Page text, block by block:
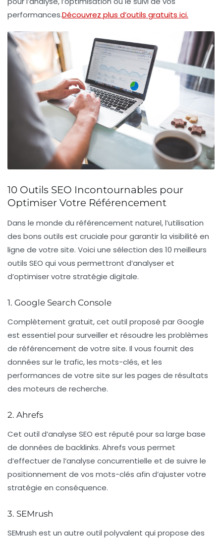
performances.Découvrez plus d’outils gratuits ici.
10 Outils SEO Incontournables pour
Optimiser Votre Référencement
Dans le monde du référencement naturel, l’utilisation
des bons outils est cruciale pour garantir la visibilité en
ligne de votre site. Voici une sélection des 10 meilleurs
outils SEO qui vous permettront d’analyser et
d’optimiser votre stratégie digitale.
1. Google Search Console
Complètement gratuit, cet outil proposé par Google
est essentiel pour surveiller et résoudre les problèmes
de référencement de votre site. Il vous fournit des
données sur le trafic, les mots-clés, et les
performances de votre site sur les pages de résultats
des moteurs de recherche.
2. Ahrefs
Cet outil d’analyse SEO est réputé pour sa large base
de données de backlinks. Ahrefs vous permet
d’effectuer de l’analyse concurrentielle et de suivre le
positionnement de vos mots-clés afin d’ajuster votre
stratégie en conséquence.
3. SEMrush
SEMrush est un autre outil polyvalent qui propose des